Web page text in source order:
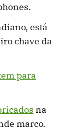
está
chave da
para
na
marco.